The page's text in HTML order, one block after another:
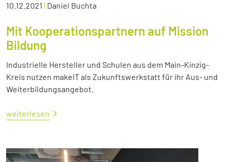
10.12.2021 | Daniel Buchta
Mit Kooperationspartnern auf Mission
Bildung
Industrielle Hersteller und Schulen aus dem Main-Kinzig-
Kreis nutzen makeIT als Zukunftswerkstatt für ihr Aus- und
Weiterbildungsangebot.
weiterlesen